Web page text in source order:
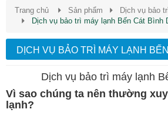
Trang chủ Sản phẩm
Dịch vụ bảo
Dịch vụ bảo trì máy lạnh Bến Cát Bình
DỊCH VỤ BẢO TRÌ MÁY LẠNH
Dịch vụ bảo trì máy lạnh
Vì sao chúng ta nên thường
lạnh?